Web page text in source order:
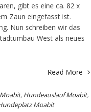
gibt es eine ca. 82 x
Zaun eingefasst ist.
Nun schreiben wir das
West als neues
Read More
, Hundeauslauf Moabit,
Moabit